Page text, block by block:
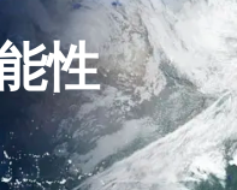
性